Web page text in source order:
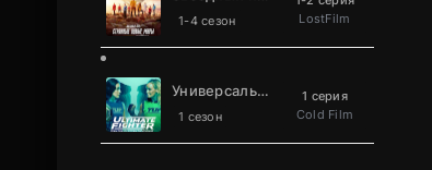
1-4 сезон
LostFilm
Универсальный боец
1 сезон
1 серия
Cold Film